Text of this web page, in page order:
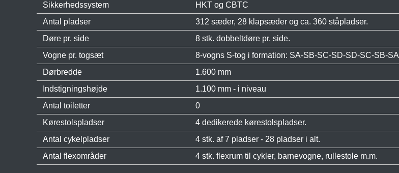
Sikkerhedssystem
HKT og CBTC
Antal pladser
312 sæder, 28 klapsæder og ca. 360 ståpladser.
Døre pr. side
8 stk. dobbeltdøre pr. side.
Vogne pr. togsæt
8-vogns S-tog i formation: SA-SB-SC-SD-SD-SC-SB-SA
Dørbredde
1.600 mm
Indstigningshøjde
1.100 mm - i niveau
Antal toiletter
0
Kørestolspladser
4 dedikerede kørestolspladser.
Antal cykelpladser
4 stk. af 7 pladser - 28 pladser i alt.
Antal flexområder
4 stk. flexrum til cykler, barnevogne, rullestole m.m.